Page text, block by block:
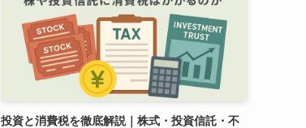
投資と消費税を徹底解説｜株式・投資信託・不